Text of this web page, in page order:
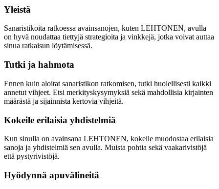
Yleistä
Sanaristikoita ratkoessa avainsanojen, kuten LEHTONEN, avulla
on hyvä noudattaa tiettyjä strategioita ja vinkkejä, jotka voivat auttaa
sinua ratkaisun löytämisessä.
Tutki ja hahmota
Ennen kuin aloitat sanaristikon ratkomisen, tutki huolellisesti kaikki
annetut vihjeet. Etsi merkityskysymyksiä sekä mahdollisia kirjainten
määrästä ja sijainnista kertovia vihjeitä.
Kokeile erilaisia yhdistelmiä
Kun sinulla on avainsana LEHTONEN, kokeile muodostaa erilaisia
sanoja ja yhdistelmiä sen avulla. Muista pohtia sekä vaakarivistöjä
että pystyrivistöjä.
Hyödynnä apuvälineitä